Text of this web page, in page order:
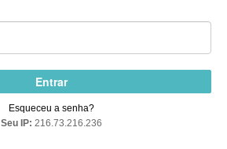
Entrar
Esqueceu a senha?
Seu IP: 216.73.216.236